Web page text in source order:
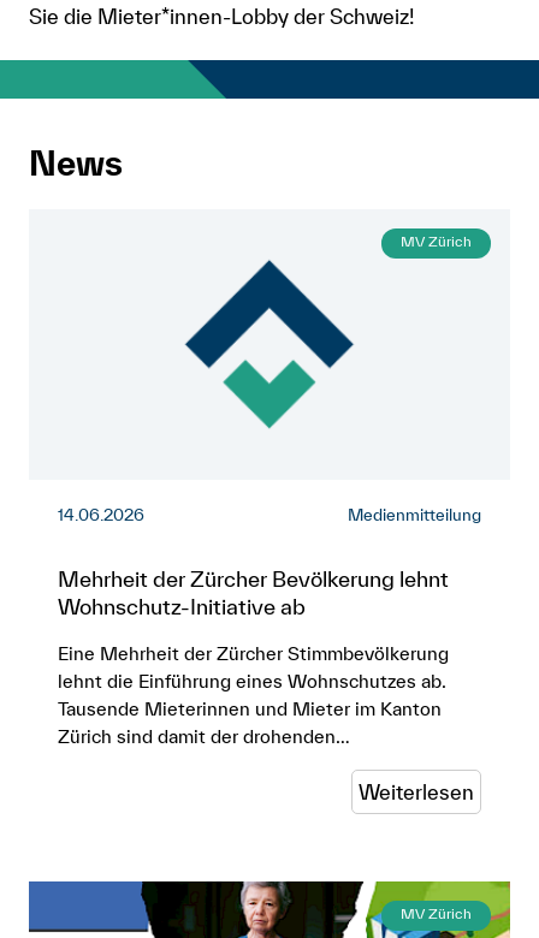
Sie die Mieter*innen-Lobby der Schweiz!
News
MV Zürich
14.06.2026 Medienmitteilung
Mehrheit der Zürcher Bevölkerung lehnt
Wohnschutz-Initiative ab
Eine Mehrheit der Zürcher Stimmbevölkerung
lehnt die Einführung eines Wohnschutzes ab.
Tausende Mieterinnen und Mieter im Kanton
Zürich sind damit der drohenden…
Weiterlesen
MV Zürich